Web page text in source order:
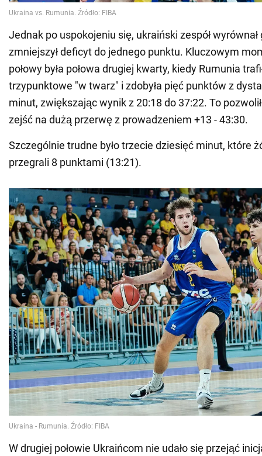
Jednak po uspokojeniu się, ukraiński zespół
zmniejszył deficyt do jednego punktu. Kluczowym
połowy była połowa drugiej kwarty, kiedy Rumunia
trzypunktowe "w twarz" i zdobyła pięć punktów z
minut, zwiększając wynik z 20:18 do 37:22. To
zejść na dużą przerwę z prowadzeniem +13 - 43:30.
Szczególnie trudne było trzecie dziesięć minut, które
przegrali 8 punktami (13:21).
W drugiej połowie Ukraińcom nie udało się przejąć